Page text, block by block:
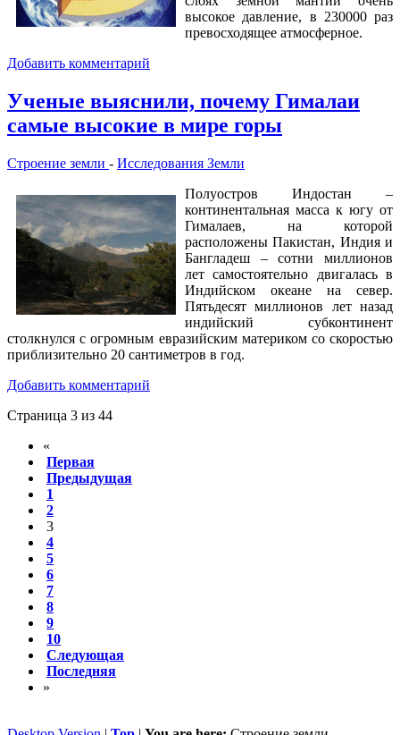
высокое давление, в 230000 раз
превосходящее атмосферное.
Добавить комментарий
Ученые выяснили, почему Гималаи
самые высокие в мире горы
Строение земли - Исследования Земли
Полуостров Индостан –
континентальная масса к югу от
Гималаев, на которой
расположены Пакистан, Индия и
Бангладеш – сотни миллионов
лет самостоятельно двигалась в
Индийском океане на север.
Пятьдесят миллионов лет назад
индийский субконтинент
столкнулся с огромным евразийским материком со скоростью
приблизительно 20 сантиметров в год.
Добавить комментарий
Страница 3 из 44
«
Первая
Предыдущая
1
2
3
4
5
6
7
8
9
10
Следующая
Последняя
»